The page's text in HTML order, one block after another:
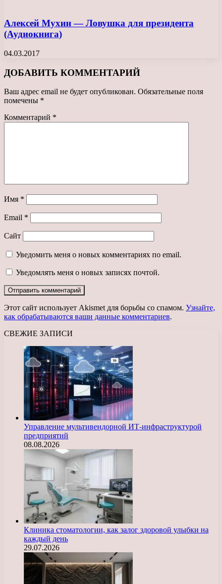
Алексей Мухин — Ловушка для президента
(Аудиокнига)
04.03.2017
ДОБАВИТЬ КОММЕНТАРИЙ
Ваш адрес email не будет опубликован. Обязательные поля
помечены *
Комментарий *
Имя *
Email *
Сайт
Уведомить меня о новых комментариях по email.
Уведомлять меня о новых записях почтой.
Этот сайт использует Akismet для борьбы со спамом. Узнайте,
как обрабатываются ваши данные комментариев.
СВЕЖИЕ ЗАПИСИ
Управление мультивендорной ИТ-инфраструктурой
предприятий
08.08.2026
Клиника стоматологии, как залог здоровой улыбки на
каждый день
29.07.2026